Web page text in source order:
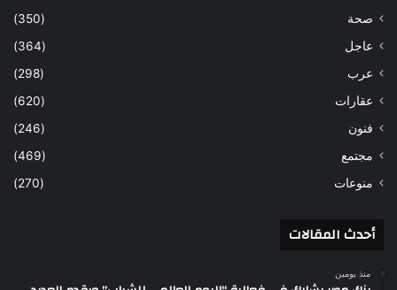
صحة
(350)
عاجل
(364)
عرب
(298)
عقارات
(620)
فنون
(246)
مجتمع
(469)
منوعات
(270)
أحدث المقالات
منذ يومين